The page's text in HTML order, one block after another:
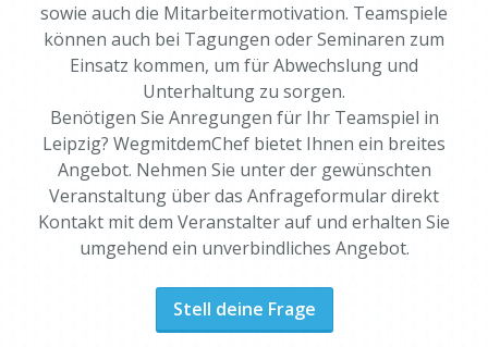
sowie auch die Mitarbeitermotivation. Teamspiele
können auch bei Tagungen oder Seminaren zum
Einsatz kommen, um für Abwechslung und
Unterhaltung zu sorgen.
Benötigen Sie Anregungen für Ihr Teamspiel in
Leipzig? WegmitdemChef bietet Ihnen ein breites
Angebot. Nehmen Sie unter der gewünschten
Veranstaltung über das Anfrageformular direkt
Kontakt mit dem Veranstalter auf und erhalten Sie
umgehend ein unverbindliches Angebot.
Stell deine Frage